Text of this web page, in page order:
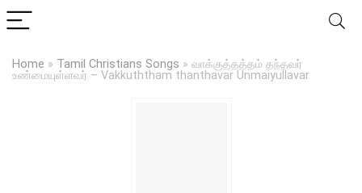
Home » Tamil Christians Songs » வாக்குத்தத்தம் தந்தவர்
உண்மையுள்ளவர் – Vakkuththam thanthavar Unmaiyullavar